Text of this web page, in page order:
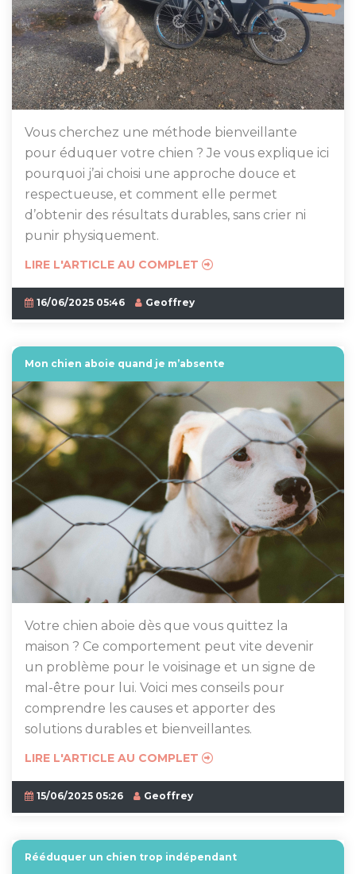
Vous cherchez une méthode bienveillante
pour éduquer votre chien ? Je vous explique ici
pourquoi j’ai choisi une approche douce et
respectueuse, et comment elle permet
d’obtenir des résultats durables, sans crier ni
punir physiquement.
LIRE L'ARTICLE AU COMPLET
16/06/2025 05:46 Geoffrey
Mon chien aboie quand je m’absente
Votre chien aboie dès que vous quittez la
maison ? Ce comportement peut vite devenir
un problème pour le voisinage et un signe de
mal-être pour lui. Voici mes conseils pour
comprendre les causes et apporter des
solutions durables et bienveillantes.
LIRE L'ARTICLE AU COMPLET
15/06/2025 05:26 Geoffrey
Rééduquer un chien trop indépendant